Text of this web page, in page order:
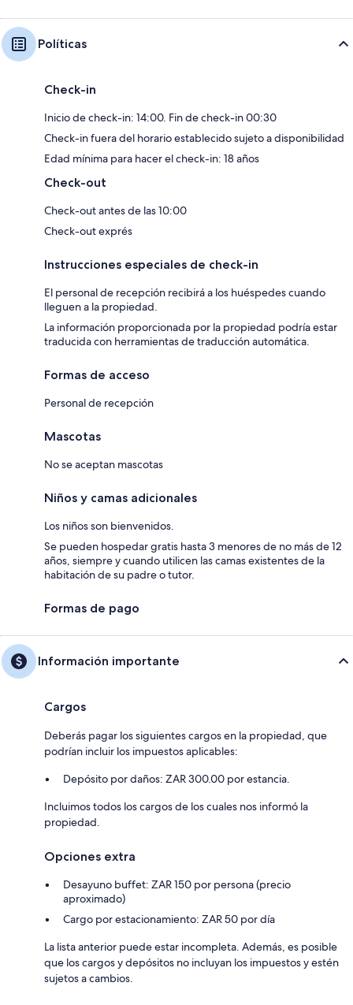
Políticas
Check-in
Inicio de check-in: 14:00. Fin de check-in 00:30
Check-in fuera del horario establecido sujeto a disponibilidad
Edad mínima para hacer el check-in: 18 años
Check-out
Check-out antes de las 10:00
Check-out exprés
Instrucciones especiales de check-in
El personal de recepción recibirá a los huéspedes cuando
lleguen a la propiedad.
La información proporcionada por la propiedad podría estar
traducida con herramientas de traducción automática.
Formas de acceso
Personal de recepción
Mascotas
No se aceptan mascotas
Niños y camas adicionales
Los niños son bienvenidos.
Se pueden hospedar gratis hasta 3 menores de no más de 12
años, siempre y cuando utilicen las camas existentes de la
habitación de su padre o tutor.
Formas de pago
Información importante
Cargos
Deberás pagar los siguientes cargos en la propiedad, que
podrían incluir los impuestos aplicables:
Depósito por daños: ZAR 300.00 por estancia.
Incluimos todos los cargos de los cuales nos informó la
propiedad.
Opciones extra
Desayuno buffet: ZAR 150 por persona (precio
aproximado)
Cargo por estacionamiento: ZAR 50 por día
La lista anterior puede estar incompleta. Además, es posible
que los cargos y depósitos no incluyan los impuestos y estén
sujetos a cambios.